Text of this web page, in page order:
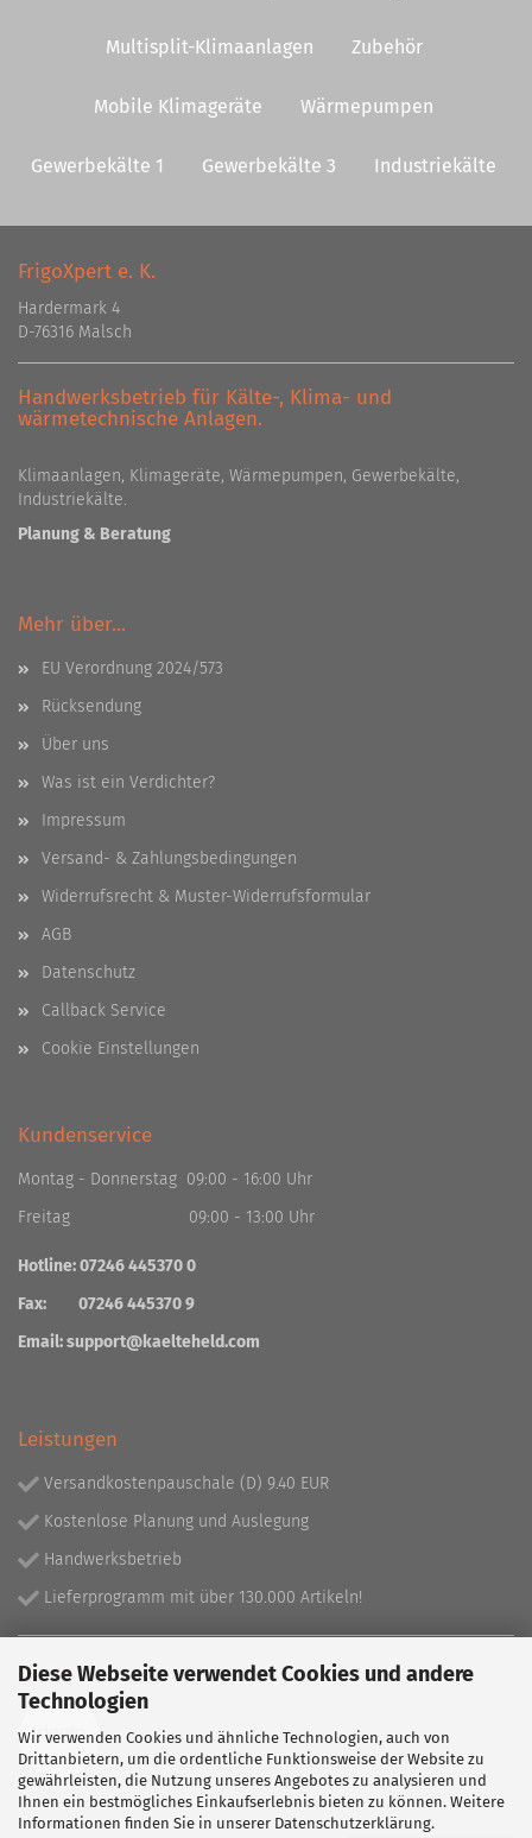
Diese Webseite verwendet Cookies und andere
Technologien
Wir verwenden Cookies und ähnliche Technologien, auch von
Drittanbietern, um die ordentliche Funktionsweise der Website zu
gewährleisten, die Nutzung unseres Angebotes zu analysieren und
Ihnen ein bestmögliches Einkaufserlebnis bieten zu können. Weitere
Informationen finden Sie in unserer Datenschutzerklärung.
Multisplit-Klimaanlagen Zubehör
Mobile Klimageräte Wärmepumpen
Gewerbekälte 1 Gewerbekälte 3 Industriekälte
FrigoXpert e. K.
Hardermark 4
D-76316 Malsch
Handwerksbetrieb für Kälte-, Klima- und
wärmetechnische Anlagen.
Klimaanlagen, Klimageräte, Wärmepumpen, Gewerbekälte,
Industriekälte.
Planung & Beratung
Mehr über...
EU Verordnung 2024/573
Rücksendung
Über uns
Was ist ein Verdichter?
Impressum
Versand- & Zahlungsbedingungen
Widerrufsrecht & Muster-Widerrufsformular
AGB
Datenschutz
Callback Service
Cookie Einstellungen
Kundenservice
Montag - Donnerstag 09:00 - 16:00 Uhr
Freitag 09:00 - 13:00 Uhr
Hotline: 07246 445370 0
Fax: 07246 445370 9
Email:support@kaelteheld.com
Leistungen
Versandkostenpauschale (D) 9.40 EUR
Kostenlose Planung und Auslegung
Handwerksbetrieb
Lieferprogramm mit über 130.000 Artikeln!
Partner